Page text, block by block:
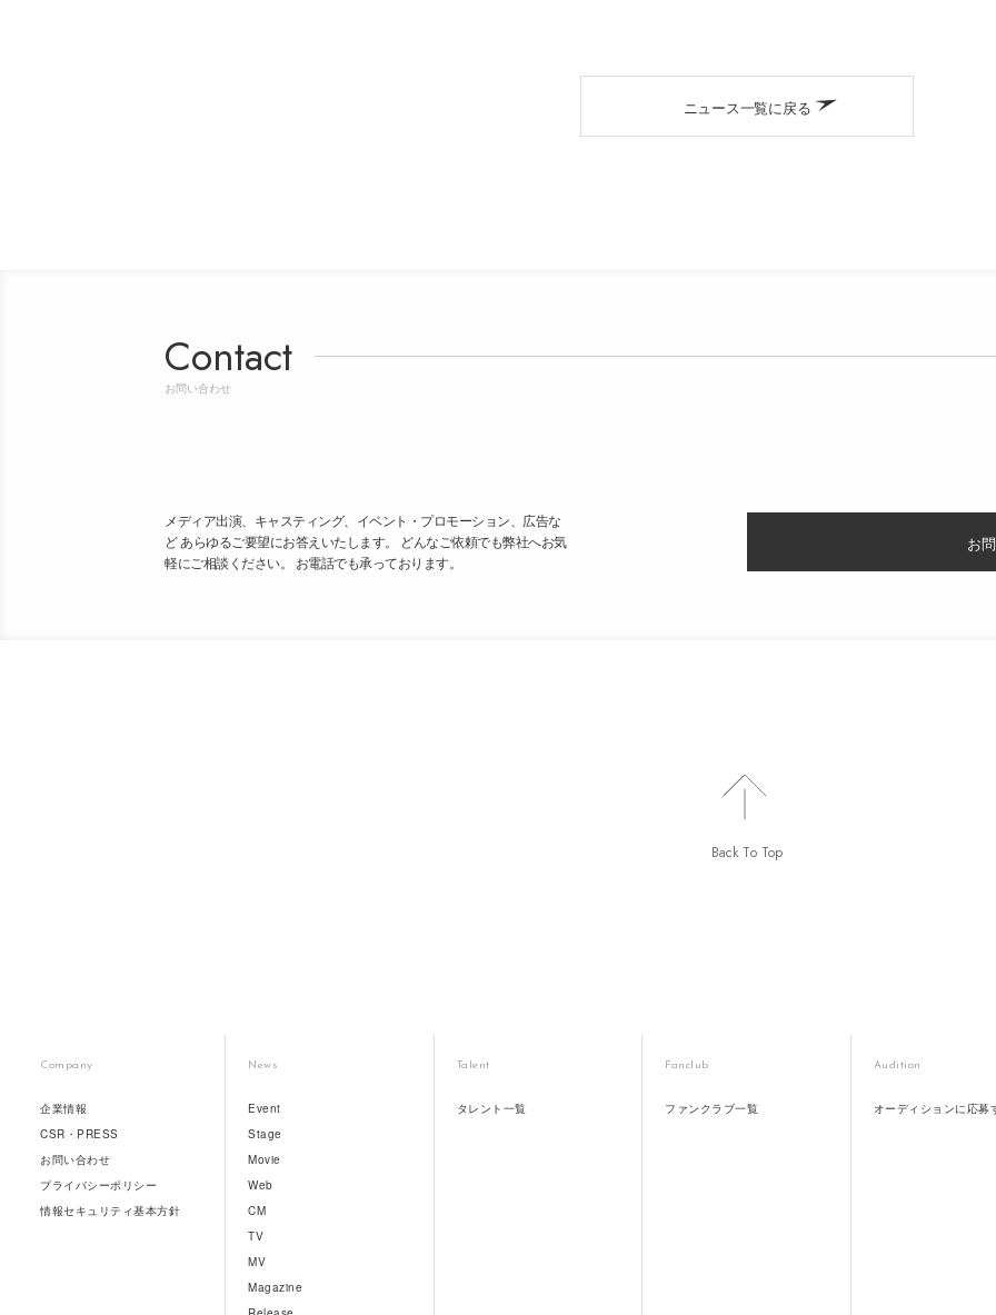
ニュース一覧に戻る
Contact
お問い合わせ
メディア出演、キャスティング、イベント・プロモーション、広告な
ど あらゆるご要望にお答えいたします。 どんなご依頼でも弊社へお気
軽にご相談ください。 お電話でも承っております。
お
Back To Top
Company
企業情報
CSR・PRESS
お問い合わせ
プライバシーポリシー
情報セキュリティ基本方針
News
Event
Stage
Movie
Web
CM
TV
MV
Magazine
Talent
タレント一覧
Fanclub
ファンクラブ一覧
Audition
オーディションに応募